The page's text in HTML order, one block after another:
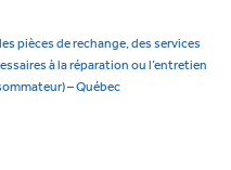
pièces de rechange, des services
à la réparation ou l’entretien
– Québec